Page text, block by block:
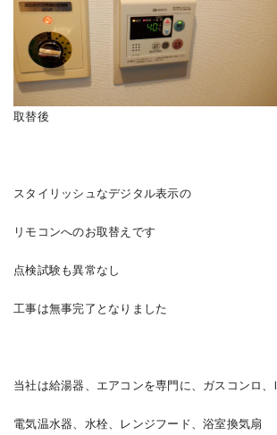
取替後
スタイリッシュなデジタル表示の
リモコンへのお取替えです
点検試験も異常なし
工事は無事完了となりました
当社は給湯器、エアコンを専門に、ガスコンロ、
電気温水器、水栓、レンジフード、浴室換気扇